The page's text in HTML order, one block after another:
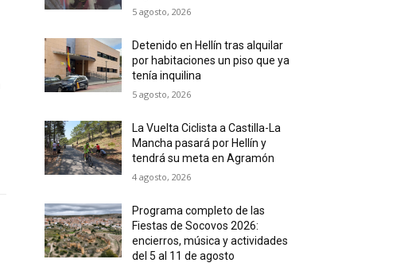
5 agosto, 2026
Detenido en Hellín tras alquilar
por habitaciones un piso que ya
tenía inquilina
5 agosto, 2026
La Vuelta Ciclista a Castilla-La
Mancha pasará por Hellín y
tendrá su meta en Agramón
4 agosto, 2026
Programa completo de las
Fiestas de Socovos 2026:
encierros, música y actividades
del 5 al 11 de agosto